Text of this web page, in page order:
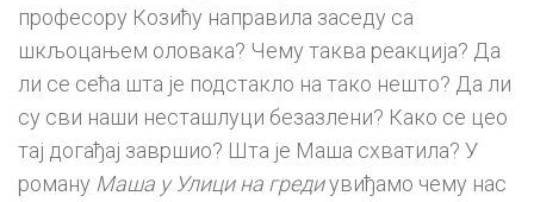
професору Козићу направила заседу са
шкљоцањем оловака? Чему таква реакција? Да
ли се сећа шта је подстакло на тако нешто? Да ли
су сви наши несташлуци безазлени? Како се цео
тај догађај завршио? Шта је Маша схватила? У
роману Маша у Улици на гредиувиђамо чему нас